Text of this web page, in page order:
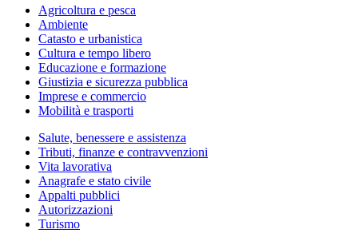
Agricoltura e pesca
Ambiente
Catasto e urbanistica
Cultura e tempo libero
Educazione e formazione
Giustizia e sicurezza pubblica
Imprese e commercio
Mobilità e trasporti
Salute, benessere e assistenza
Tributi, finanze e contravvenzioni
Vita lavorativa
Anagrafe e stato civile
Appalti pubblici
Autorizzazioni
Turismo